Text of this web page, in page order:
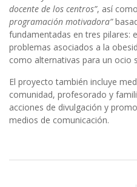
docente de los centros”, así
programación motivadora”
fundamentadas en tres pilares:
problemas asociados a la
como alternativas para un ocio
El proyecto también incluye
comunidad, profesorado y
acciones de divulgación y
medios de comunicación.